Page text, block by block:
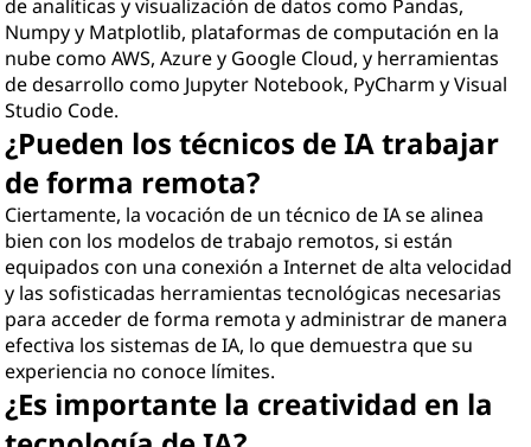
de analíticas y visualización de datos como Pandas,
Numpy y Matplotlib, plataformas de computación en la
nube como AWS, Azure y Google Cloud, y herramientas
de desarrollo como Jupyter Notebook, PyCharm y Visual
Studio Code.
¿Pueden los técnicos de IA trabajar
de forma remota?
Ciertamente, la vocación de un técnico de IA se alinea
bien con los modelos de trabajo remotos, si están
equipados con una conexión a Internet de alta velocidad
y las sofisticadas herramientas tecnológicas necesarias
para acceder de forma remota y administrar de manera
efectiva los sistemas de IA, lo que demuestra que su
experiencia no conoce límites.
¿Es importante la creatividad en la